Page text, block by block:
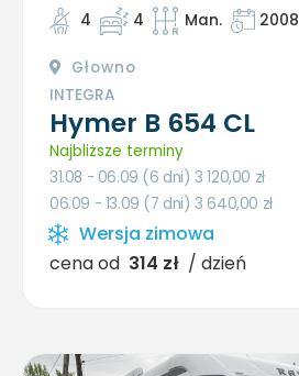
4 4 Man. 2008
Głowno
INTEGRA
Hymer B 654 CL
Najbliższe terminy
31.08 - 06.09 (6 dni) 3 120,00 zł
06.09 - 13.09 (7 dni) 3 640,00 zł
Wersja zimowa
cena od 314 zł / dzień